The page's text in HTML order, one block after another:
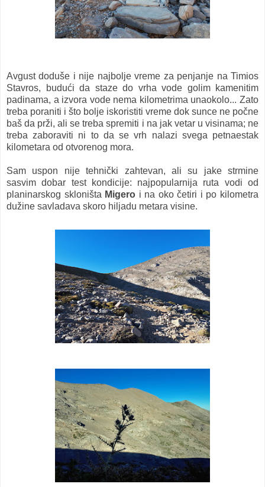
Avgust doduše i nije najbolje vreme za penjanje na Timios
Stavros, budući da staze do vrha vode golim kamenitim
padinama, a izvora vode nema kilometrima unaokolo... Zato
treba poraniti i što bolje iskoristiti vreme dok sunce ne počne
baš da prži, ali se treba spremiti i na jak vetar u visinama; ne
treba zaboraviti ni to da se vrh nalazi svega petnaestak
kilometara od otvorenog mora.
Sam uspon nije tehnički zahtevan, ali su jake strmine
sasvim dobar test kondicije: najpopularnija ruta vodi od
planinarskog skloništa Migero i na oko četiri i po kilometra
dužine savladava skoro hiljadu metara visine.